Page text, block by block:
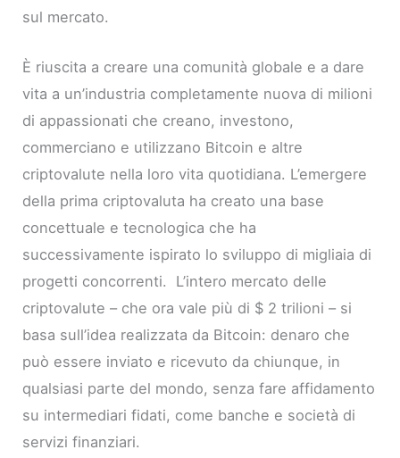
sul mercato.
È riuscita a creare una comunità globale e a dare
vita a un’industria completamente nuova di milioni
di appassionati che creano, investono,
commerciano e utilizzano Bitcoin e altre
criptovalute nella loro vita quotidiana. L’emergere
della prima criptovaluta ha creato una base
concettuale e tecnologica che ha
successivamente ispirato lo sviluppo di migliaia di
progetti concorrenti. L’intero mercato delle
criptovalute – che ora vale più di $ 2 trilioni – si
basa sull’idea realizzata da Bitcoin: denaro che
può essere inviato e ricevuto da chiunque, in
qualsiasi parte del mondo, senza fare affidamento
su intermediari fidati, come banche e società di
servizi finanziari.